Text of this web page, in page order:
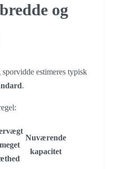
og
estimeres typisk
.
Nuværende
kapacitet